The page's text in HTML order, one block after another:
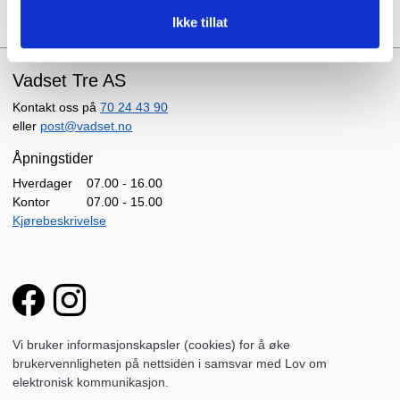
Ikke tillat
Vadset Tre AS
Kontakt oss på 70 24 43 90
eller post@vadset.no
Åpningstider
Hverdager
Kontor
07.00 - 16.00
07.00 - 15.00
Kjørebeskrivelse
Vi bruker informasjonskapsler (cookies) for å øke
brukervennligheten på nettsiden i samsvar med Lov om
elektronisk kommunikasjon.